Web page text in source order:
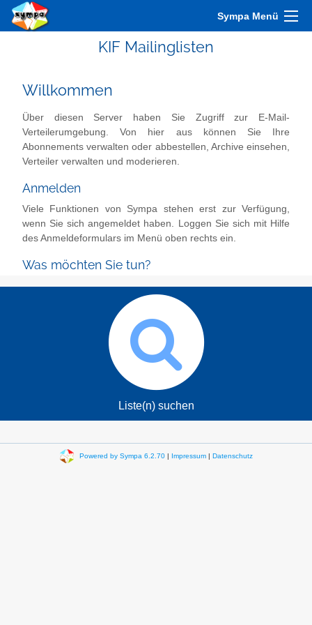
Sympa Menü
KIF Mailinglisten
Willkommen
Über diesen Server haben Sie Zugriff zur E-Mail-
Verteilerumgebung. Von hier aus können Sie Ihre
Abonnements verwalten oder abbestellen, Archive einsehen,
Verteiler verwalten und moderieren.
Anmelden
Viele Funktionen von Sympa stehen erst zur Verfügung,
wenn Sie sich angemeldet haben. Loggen Sie sich mit Hilfe
des Anmeldeformulars im Menü oben rechts ein.
Was möchten Sie tun?
Liste(n) suchen
Powered by Sympa 6.2.70| Impressum| Datenschutz